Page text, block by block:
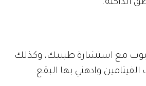
الداكنة.
مع استشارة طبيبك، وكذلك
وادهني بها البقع.